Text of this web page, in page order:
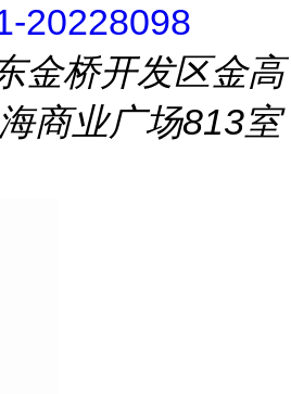
20228098
金桥开发区金高
商业广场813室